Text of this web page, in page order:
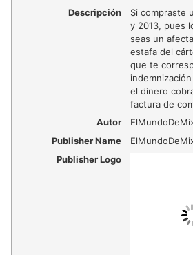
Descripción
Si compraste
y 2013, pues
seas un
estafa del
que te
el dinero
factura de
Autor
Publisher Name
Publisher Logo